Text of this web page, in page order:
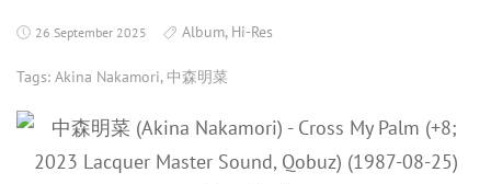
26 September 2025 Album, Hi-Res
Tags: Akina Nakamori, 中森明菜